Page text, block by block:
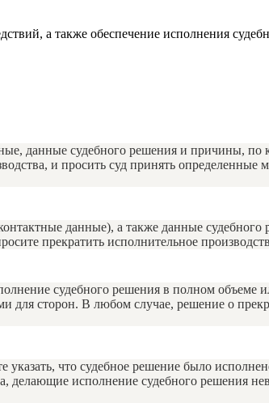
а также обеспечение исполнения
данные судебного решения и причины,
и просить суд принять определенные
данные), а также данные судебного
прекратить исполнительное
судебного решения в полном объеме
для сторон. В любом случае, решение о
что судебное решение было
делающие исполнение судебного решения